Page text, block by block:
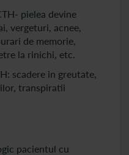
pielea devine
vergeturi, acnee,
de memorie,
la rinichi, etc.
scadere in greutate,
transpiratii
pacientul cu